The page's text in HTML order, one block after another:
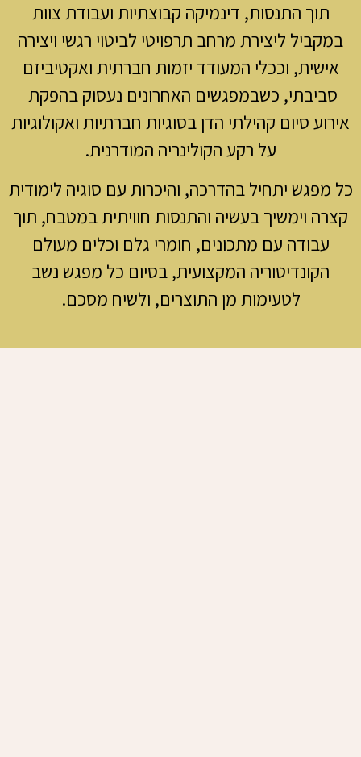
התנסות, דינמיקה קבוצתיות ועבודת צוות
ליצירת מרחב תרפויטי לביטוי רגשי ויצירה
וככלי המעודד יזמות חברתית ואקטיביזם
כשבמפגשים האחרונים נעסוק בהפקת
סיום קהילתי הדן בסוגיות חברתיות ואקולוגיות
על רקע הקולינריה המודרנית.
יתחיל בהדרכה, והיכרות עם סוגיה לימודית
וימשיך בעשיה והתנסות חוויתית במטבח, תוך
עם מתכונים, חומרי גלם וכלים מעולם
המקצועית,בסיום כל מפגש נשב
לטעימות מן התוצרים, ולשיח מסכם.